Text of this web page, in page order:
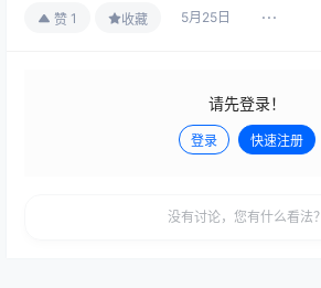
赞 1 收藏 5月25日
请先登录！
登录 快速注册
没有讨论，您有什么看法？